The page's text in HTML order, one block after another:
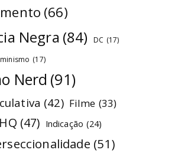
(66)
Negra (84) DC (17)
(17)
Nerd (91)
(42) Filme (33)
HQ (47) Indicação (24)
(51)